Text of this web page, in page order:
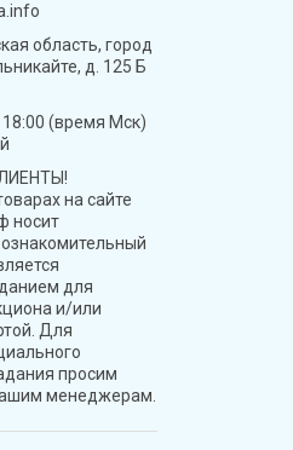
область, город
д. 125 Б
(время Мск)
на сайте
носит
для
и/или
Для
просим
менеджерам.